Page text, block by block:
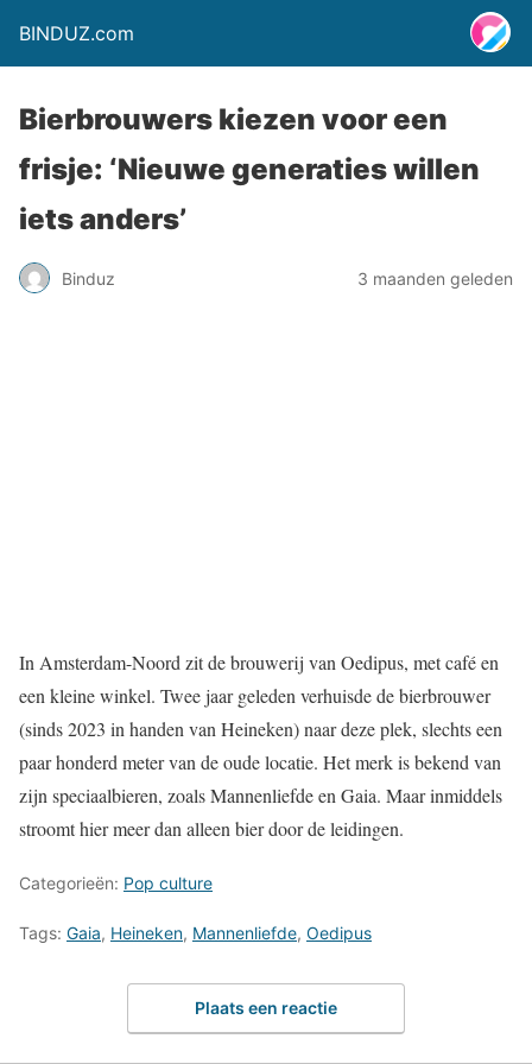
BINDUZ.com
Bierbrouwers kiezen voor een
frisje: ‘Nieuwe generaties willen
iets anders’
Binduz 3 maanden geleden
In Amsterdam-Noord zit de brouwerij van Oedipus, met café en
een kleine winkel. Twee jaar geleden verhuisde de bierbrouwer
(sinds 2023 in handen van Heineken) naar deze plek, slechts een
paar honderd meter van de oude locatie. Het merk is bekend van
zijn speciaalbieren, zoals Mannenliefde en Gaia. Maar inmiddels
stroomt hier meer dan alleen bier door de leidingen.
Categorieën: Pop culture
Tags: Gaia, Heineken, Mannenliefde, Oedipus
Plaats een reactie